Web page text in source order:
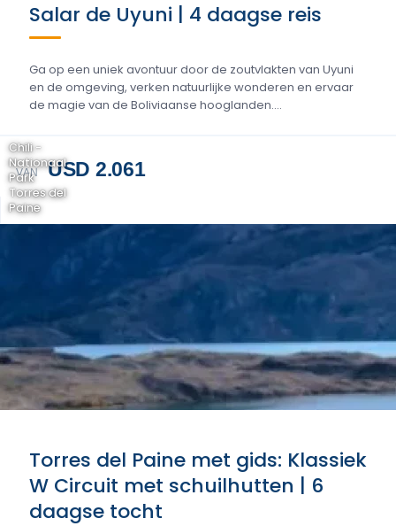
Salar de Uyuni | 4 daagse reis
Ga op een uniek avontuur door de zoutvlakten van Uyuni
en de omgeving, verken natuurlijke wonderen en ervaar
de magie van de Boliviaanse hooglanden....
VAN USD 2.061
Chili -
Nationaal
Park
Torres del
Paine
Torres del Paine met gids: Klassiek
W Circuit met schuilhutten | 6
daagse tocht